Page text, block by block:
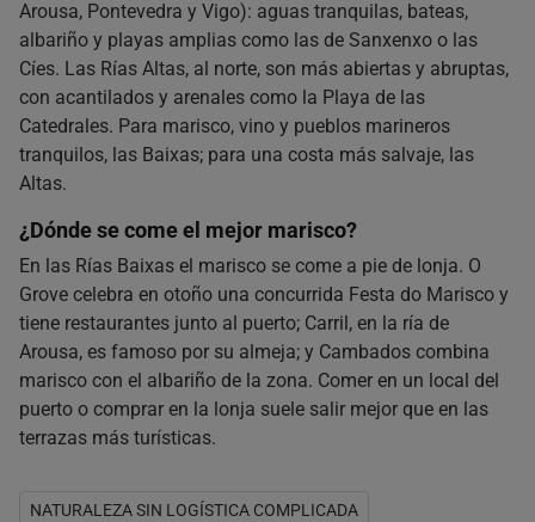
Arousa, Pontevedra y Vigo): aguas tranquilas, bateas,
albariño y playas amplias como las de Sanxenxo o las
Cíes. Las Rías Altas, al norte, son más abiertas y abruptas,
con acantilados y arenales como la Playa de las
Catedrales. Para marisco, vino y pueblos marineros
tranquilos, las Baixas; para una costa más salvaje, las
Altas.
¿Dónde se come el mejor marisco?
En las Rías Baixas el marisco se come a pie de lonja. O
Grove celebra en otoño una concurrida Festa do Marisco y
tiene restaurantes junto al puerto; Carril, en la ría de
Arousa, es famoso por su almeja; y Cambados combina
marisco con el albariño de la zona. Comer en un local del
puerto o comprar en la lonja suele salir mejor que en las
terrazas más turísticas.
NATURALEZA SIN LOGÍSTICA COMPLICADA